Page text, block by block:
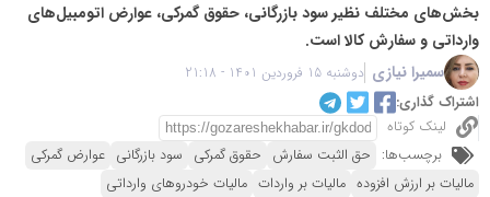
بخش‌های مختلف نظیر سود بازرگانی، حقوق گمرکی، عوارض اتومبیل‌های
وارداتی و سفارش کالا است.
سمیرا نیازی دوشنبه 15 فروردین 1401 - 21:18
اشتراک گذاری:
لینک کوتاه
برچسب‌ها: حق الثبت سفارش حقوق گمرکی سود بازرگانی عوارض گمرکی
مالیات بر ارزش افزوده مالیات بر واردات مالیات خودروهای وارداتی